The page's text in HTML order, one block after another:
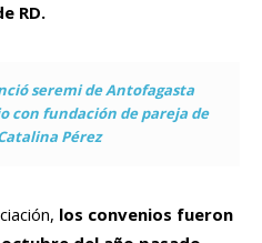
RD.
seremi de Antofagasta
con fundación de pareja de
Pérez
los convenios fueron